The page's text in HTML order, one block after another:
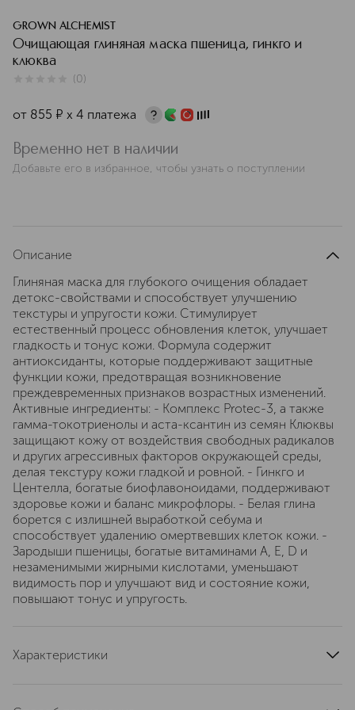
GROWN ALCHEMIST
Очищающая глиняная маска пшеница, гинкго и
клюква
(0)
от 855 ¤ х 4 платежа
Временно нет в наличии
Добавьте его в избранное, чтобы узнать о поступлении
Описание
Глиняная маска для глубокого очищения обладает
детокс-свойствами и способствует улучшению
текстуры и упругости кожи. Стимулирует
естественный процесс обновления клеток, улучшает
гладкость и тонус кожи. Формула содержит
антиоксиданты, которые поддерживают защитные
функции кожи, предотвращая возникновение
преждевременных признаков возрастных изменений.
Активные ингредиенты: - Комплекс Protec-3, а также
гамма-токотриенолы и аста-ксантин из семян Клюквы
защищают кожу от воздействия свободных радикалов
и других агрессивных факторов окружающей среды,
делая текстуру кожи гладкой и ровной. - Гинкго и
Центелла, богатые биофлавоноидами, поддерживают
здоровье кожи и баланс микрофлоры. - Белая глина
борется с излишней выработкой себума и
способствует удалению омертвевших клеток кожи. -
Зародыши пшеницы, богатые витаминами A, E, D и
незаменимыми жирными кислотами, уменьшают
видимость пор и улучшают вид и состояние кожи,
повышают тонус и упругость.
Характеристики